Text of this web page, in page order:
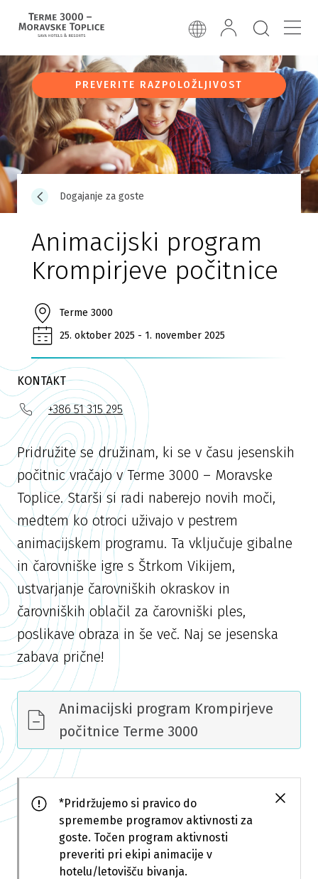
PREVERITE RAZPOLOŽLJIVOST
Dogajanje za goste
Animacijski program
Krompirjeve počitnice
Terme 3000
25. oktober 2025 - 1. november 2025
KONTAKT
+386 51 315 295
Pridružite se družinam, ki se v času jesenskih
počitnic vračajo v Terme 3000 – Moravske
Toplice. Starši si radi naberejo novih moči,
medtem ko otroci uživajo v pestrem
animacijskem programu. Ta vključuje gibalne
in čarovniške igre s Štrkom Vikijem,
ustvarjanje čarovniških okraskov in
čarovniških oblačil za čarovniški ples,
poslikave obraza in še več. Naj se jesenska
zabava prične!
Animacijski program Krompirjeve
počitnice Terme 3000
*Pridržujemo si pravico do
spremembe programov aktivnosti za
goste. Točen program aktivnosti
preveriti pri ekipi animacije v
hotelu/letovišču bivanja.